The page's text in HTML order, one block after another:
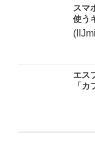
スマ
使う
エス
「